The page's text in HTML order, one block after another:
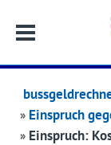
Einspruch
Einspruch: